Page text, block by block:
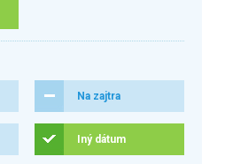
Na zajtra
Iný dátum